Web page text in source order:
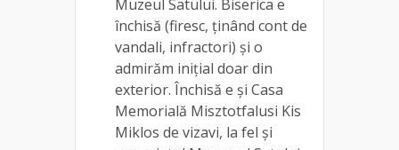
Muzeul Satului. Biserica e
închisă (firesc, ținând cont de
vandali, infractori) și o
admirăm inițial doar din
exterior. Închisă e și Casa
Memorială Misztotfalusi Kis
Miklos de vizavi, la fel și